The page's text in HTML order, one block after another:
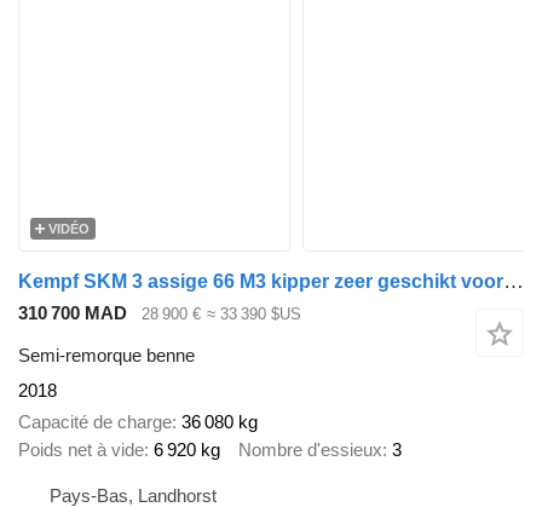
VIDÉO
Kempf SKM 3 assige 66 M3 kipper zeer geschikt voor bieten transport as
310 700 MAD 28 900 € ≈ 33 390 $US
Semi-remorque benne
2018
Capacité de charge 36 080 kg
Poids net à vide 6 920 kg Nombre d'essieux 3
Pays-Bas, Landhorst